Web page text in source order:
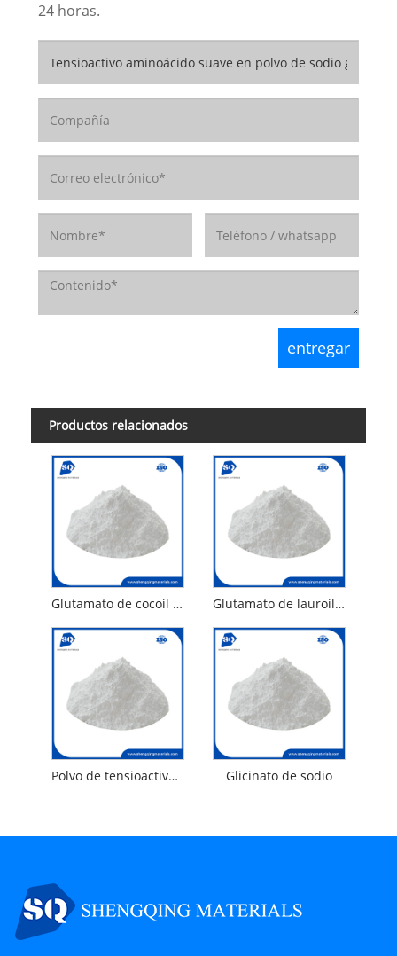
24 horas.
Productos relacionados
Glutamato de cocoil de sodio Glutamato de lauroil de sodio de tensioactivo aminoácido suave
Polvo de tensioactivo aminoácido leve glicinato de potasio Glicinato de sodio